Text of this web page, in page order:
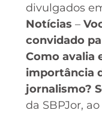
divulgados
Notícias –
convidado
Como avalia
importância
jornalismo?
da SBPJor,